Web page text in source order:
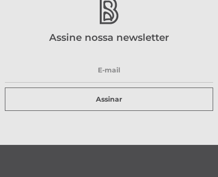
Assine nossa newsletter
Assinar